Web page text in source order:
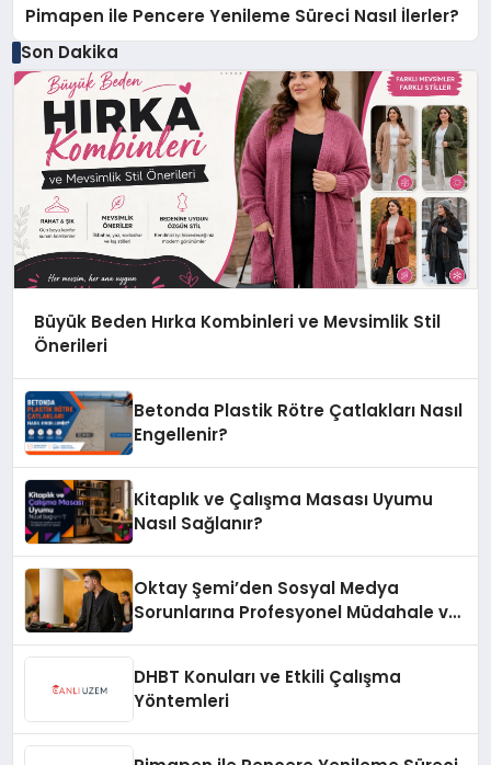
Pimapen ile Pencere Yenileme Süreci Nasıl İlerler?
Son Dakika
Büyük Beden Hırka Kombinleri ve Mevsimlik Stil
Önerileri
Betonda Plastik Rötre Çatlakları Nasıl
Engellenir?
Kitaplık ve Çalışma Masası Uyumu
Nasıl Sağlanır?
Oktay Şemi’den Sosyal Medya
Sorunlarına Profesyonel Müdahale ve
DHBT Konuları ve Etkili Çalışma
Yöntemleri